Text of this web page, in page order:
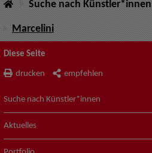
Suche nach Künstler*innen
Marcelini
Diese Seite
drucken empfehlen
Suche nach Künstler*innen
Aktuelles